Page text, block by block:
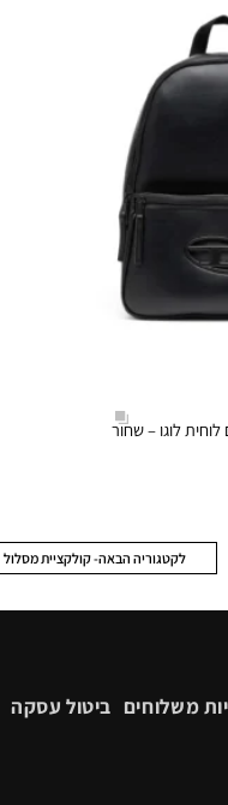
לוגו – שחור
לקטגוריה הבאה- קולקציית מסלול
משלוחים ביטול עסקה